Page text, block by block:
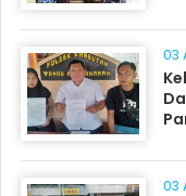
03
03